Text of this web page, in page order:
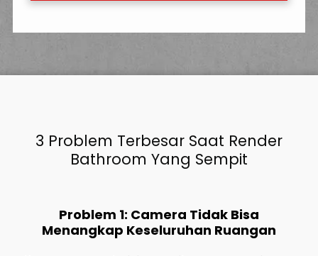
3 Problem Terbesar Saat Render
Bathroom Yang Sempit
Problem 1: Camera Tidak Bisa
Menangkap Keseluruhan Ruangan